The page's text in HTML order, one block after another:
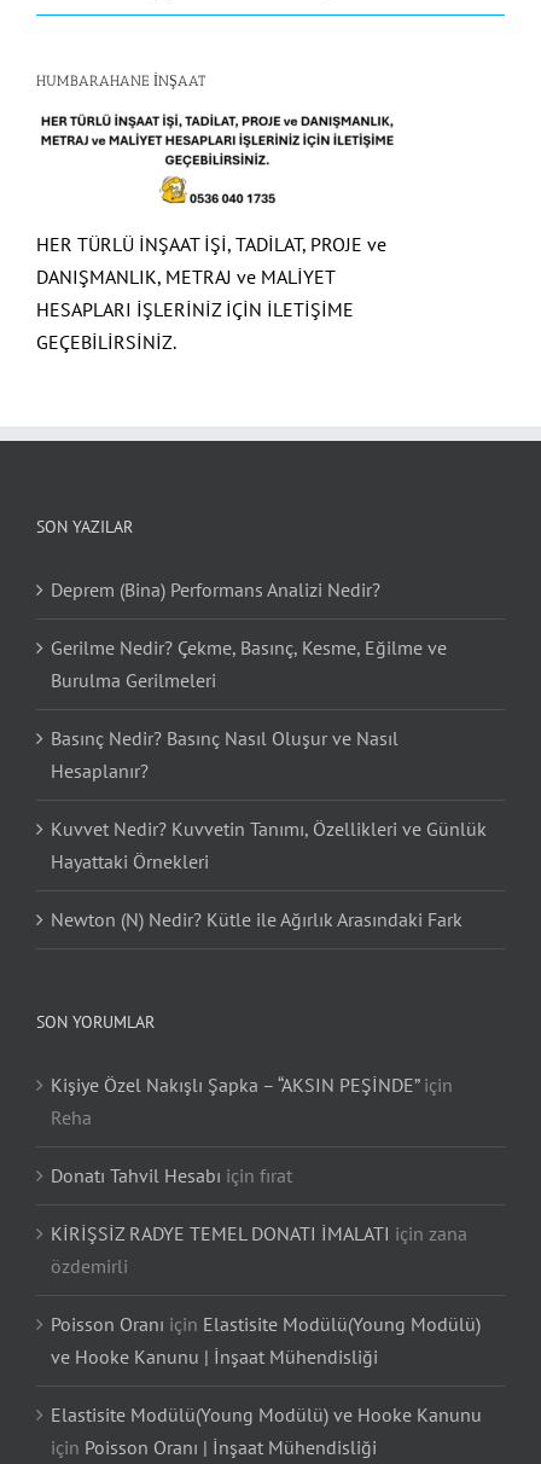
HUMBARAHANE İNŞAAT
HER TÜRLÜ İNŞAAT İŞİ, TADİLAT, PROJE ve
DANIŞMANLIK, METRAJ ve MALİYET
HESAPLARI İŞLERİNİZ İÇİN İLETİŞİME
GEÇEBİLİRSİNİZ.
SON YAZILAR
Deprem (Bina) Performans Analizi Nedir?
Gerilme Nedir? Çekme, Basınç, Kesme, Eğilme ve
Burulma Gerilmeleri
Basınç Nedir? Basınç Nasıl Oluşur ve Nasıl
Hesaplanır?
Kuvvet Nedir? Kuvvetin Tanımı, Özellikleri ve Günlük
Hayattaki Örnekleri
Newton (N) Nedir? Kütle ile Ağırlık Arasındaki Fark
SON YORUMLAR
Kişiye Özel Nakışlı Şapka – “AKSIN PEŞİNDE”için
Reha
Donatı Tahvil Hesabı için fırat
KİRİŞSİZ RADYE TEMEL DONATI İMALATI için zana
özdemirli
Poisson Oranı için Elastisite Modülü(Young Modülü)
ve Hooke Kanunu | İnşaat Mühendisliği
Elastisite Modülü(Young Modülü) ve Hooke Kanunu
için Poisson Oranı | İnşaat Mühendisliği